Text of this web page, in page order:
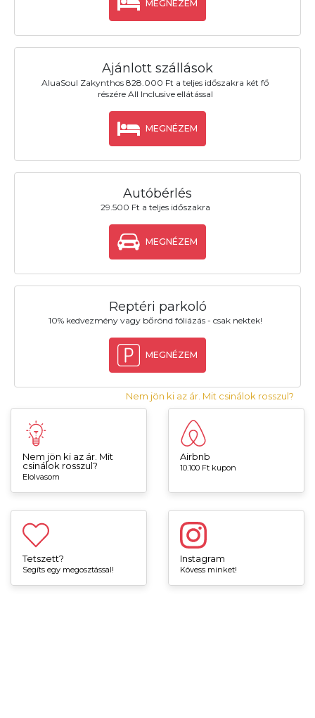
MEGNÉZEM
Ajánlott szállások
AluaSoul Zakynthos 828.000 Ft a teljes időszakra két fő
részére All Inclusive ellátással
MEGNÉZEM
Autóbérlés
29.500 Ft a teljes időszakra
MEGNÉZEM
Reptéri parkoló
10% kedvezmény vagy bőrönd fóliázás - csak nektek!
MEGNÉZEM
Nem jön ki az ár. Mit csinálok rosszul?
Nem jön ki az ár. Mit
csinálok rosszul?
Elolvasom
Airbnb
10.100 Ft kupon
Tetszett?
Segíts egy megosztással!
Instagram
Kövess minket!